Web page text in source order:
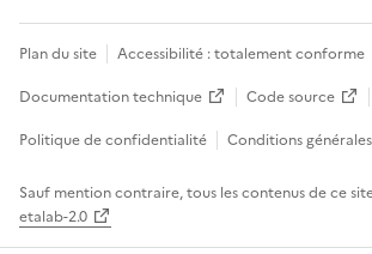
Plan du site Accessibilité : totalement conforme
Documentation technique
Code source
Politique de confidentialité
Conditions
Sauf mention contraire, tous les contenus de ce
etalab-2.0